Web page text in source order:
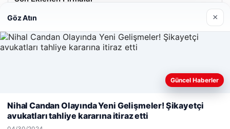
Web sitemizi nasıl kullandığınızı daha iyi anlayabilmek,
kullanıyoruz.Çerez Politikamız
Kabul Et
Göz Atın ×
Güncel Haberler
Nihal Candan Olayında Yeni Gelişmeler! Şikayetçi
avukatları tahliye kararına itiraz etti